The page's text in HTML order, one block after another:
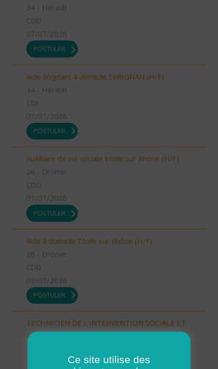
34 - Hérault
CDD
07/07/2026
POSTULER
Aide Soignant à domicile SERIGNAN (H/F)
34 - Hérault
CDI
07/07/2026
POSTULER
Auxiliaire de vie sociale Etoile sur Rhone (H/F)
26 - Drôme
CDD
07/07/2026
POSTULER
Aide à domicile Etoile sur Rhône (H/F)
26 - Drôme
CDD
07/07/2026
POSTULER
TECHNICIEN DE L'INTERVENTION SOCIALE ET
FAMILIALE - AURILLAC (15000) (H/F)
Ce site utilise des